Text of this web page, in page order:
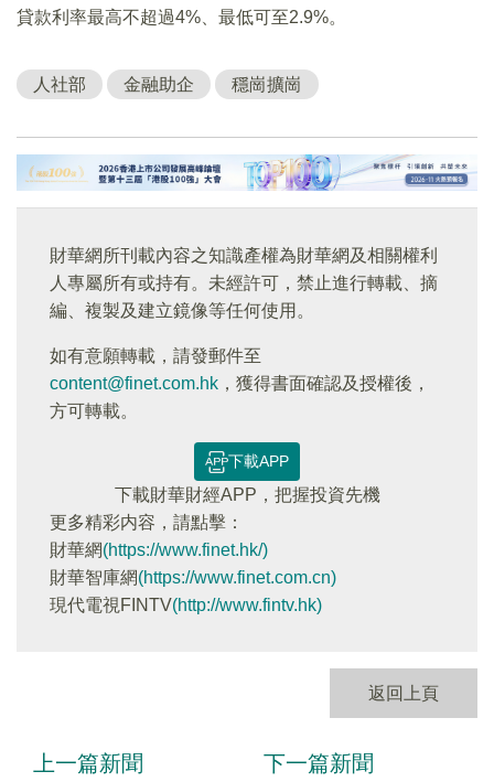
貸款利率最高不超過4%、最低可至2.9%。
人社部 金融助企 穩崗擴崗
財華網所刊載內容之知識產權為財華網及相關權利
人專屬所有或持有。未經許可，禁止進行轉載、摘
編、複製及建立鏡像等任何使用。
如有意願轉載，請發郵件至
content@finet.com.hk ，獲得書面確認及授權後，
方可轉載。
下載APP
下載財華財經APP，把握投資先機
更多精彩内容，請點擊：
財華網(https://www.finet.hk/)
財華智庫網(https://www.finet.com.cn)
現代電視FINTV(http://www.fintv.hk)
返回上頁
上一篇新聞 下一篇新聞